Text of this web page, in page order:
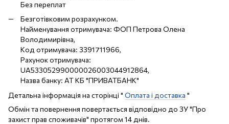
Без переплат
Безготівковим розрахунком.
Найменування отримувача: ФОП Петрова Олена
Володимирівна,
Код отримувача: 3391711966,
Рахунок отримувача:
UA533052990000026003044912864,
Назва банку: АТ КБ "ПРИВАТБАНК"
Детальна інформація на сторінці " Оплата і доставка "
Обмін та повернення повертається відповідно до ЗУ "Про
захист прав споживачів" протягом 14 днів.